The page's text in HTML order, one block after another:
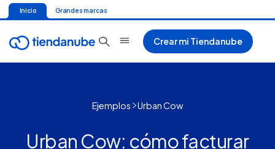
Inicio Grandes marcas
Crear mi Tiendanube
Ejemplos Urban Cow
Urban Cow: cómo facturar